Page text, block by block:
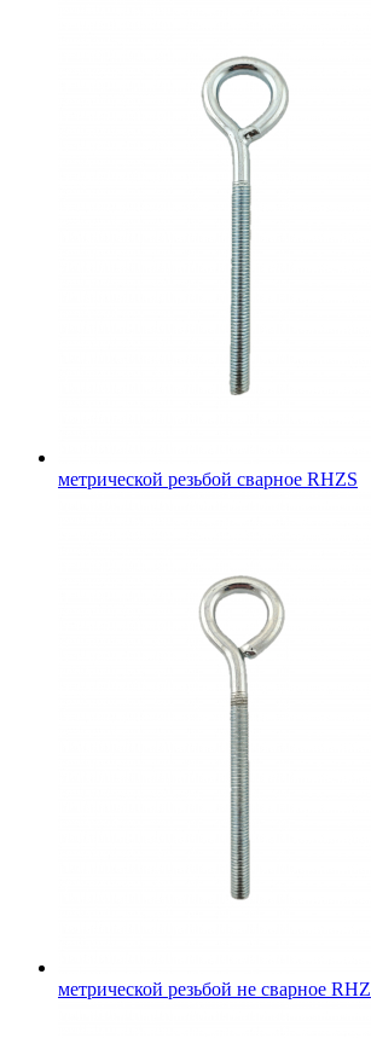
метрической резьбой сварное RHZS
метрической резьбой не сварное RHZ